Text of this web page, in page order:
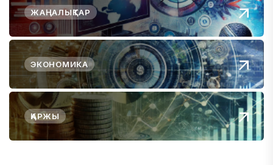
ЖАҢАЛЫҚТАР
ЭКОНОМИКА
ҚАРЖЫ